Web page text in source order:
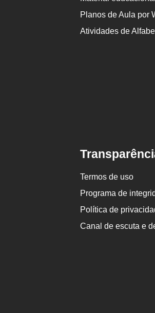
Planos de Aula por
Atividades de
Termos de uso
Programa de
Política de
Canal de escuta e